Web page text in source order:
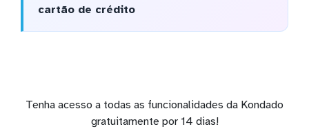
cartão de crédito
Tenha acesso a todas as funcionalidades da Kondado
gratuitamente por 14 dias!